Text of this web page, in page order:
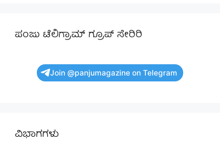
ಪಂಜು ಟೆಲಿಗ್ರಾಮ್ ಗ್ರೂಪ್ ಸೇರಿರಿ
Join @panjumagazine on Telegram
ವಿಭಾಗಗಳು